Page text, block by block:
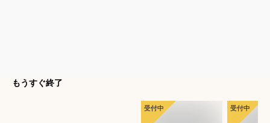
もうすぐ終了
受付中 受付中